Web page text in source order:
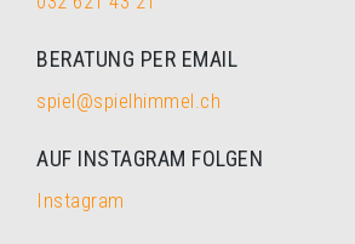
BERATUNG PER EMAIL
spiel@spielhimmel.ch
AUF INSTAGRAM FOLGEN
Instagram